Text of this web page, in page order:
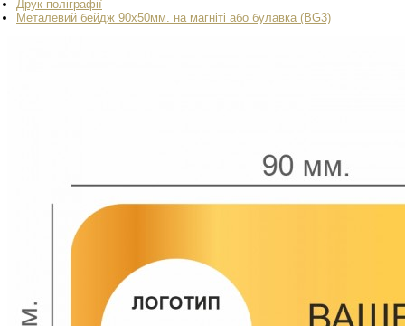
Друк поліграфії
Металевий бейдж 90x50мм. на магніті або булавка (BG3)